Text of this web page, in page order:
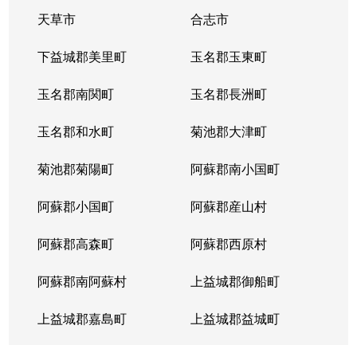
天草市 合志市
下益城郡美里町 玉名郡玉東町
玉名郡南関町 玉名郡長洲町
玉名郡和水町 菊池郡大津町
菊池郡菊陽町 阿蘇郡南小国町
阿蘇郡小国町 阿蘇郡産山村
阿蘇郡高森町 阿蘇郡西原村
阿蘇郡南阿蘇村 上益城郡御船町
上益城郡嘉島町 上益城郡益城町